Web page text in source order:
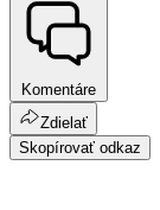
Komentáre
Zdielať
Skopírovať odkaz